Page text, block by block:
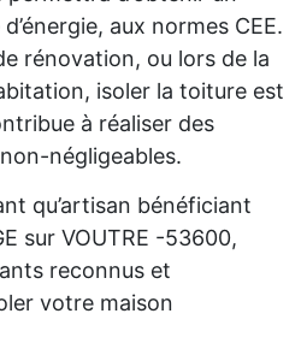
aux normes CEE.
rénovation, ou lors de la
isoler la toiture est
à réaliser des
négligeables.
qu’artisan bénéficiant
sur VOUTRE -53600,
reconnus et
votre maison